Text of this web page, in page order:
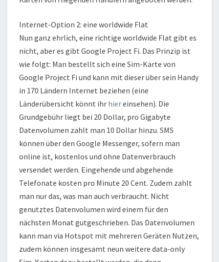
Internet-Option 2: eine worldwide Flat
Nun ganz ehrlich, eine richtige worldwide Flat gibt es
nicht, aber es gibt Google Project Fi. Das Prinzip ist
wie folgt: Man bestellt sich eine Sim-Karte von
Google Project Fi und kann mit dieser über sein Handy
in 170 Ländern Internet beziehen (eine
Länderübersicht könnt ihr hiereinsehen). Die
Grundgebühr liegt bei 20 Dollar, pro Gigabyte
Datenvolumen zahlt man 10 Dollar hinzu. SMS
können über den Google Messenger, sofern man
online ist, kostenlos und ohne Datenverbrauch
versendet werden. Eingehende und abgehende
Telefonate kosten pro Minute 20 Cent. Zudem zahlt
man nur das, was man auch verbraucht. Nicht
genutztes Datenvolumen wird einem für den
nächsten Monat gutgeschrieben. Das Datenvolumen
kann man via Hotspot mit mehreren Geräten Nutzen,
zudem können insgesamt neun weitere data-only